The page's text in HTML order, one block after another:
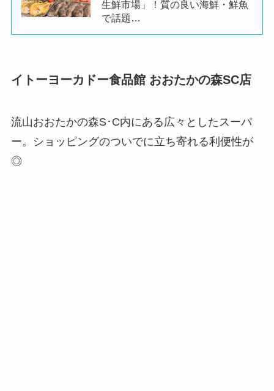
生鮮市場」！質の良い海鮮・鮮魚
で話題…
イトーヨーカドー食品館 おおたかの森SC店
流山おおたかの森S･C内にある広々としたスーパ
ー。ショッピングのついでに立ち寄れる利便性が
◎